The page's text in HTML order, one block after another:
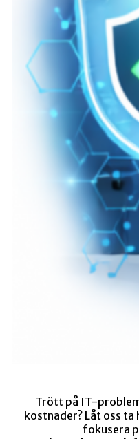
Trött på IT-
kostnader? Låt oss
fokusera